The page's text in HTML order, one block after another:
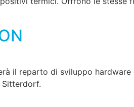
il reparto di sviluppo
Sitterdorf.